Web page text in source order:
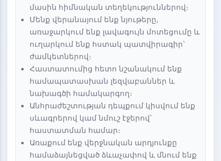
մասին հիմնական տեղեկություններով։
Մենք վերանայում ենք նյութերը,
առաջարկում ենք լավագույն մոտեցումը և
ուղարկում ենք հստակ պատվիրագիր՝
ժամկետներով։
Հաստատումից հետո նշանակում ենք
համապատասխան լեզվաբաններ և
նախագծի համակարգող։
Անհրաժեշտության դեպքում կիսվում ենք
սևագրերով կամ նմուշ էջերով՝
հաստատման համար։
Առաքում ենք վերջնական արդյունքը
համաձայնեցված ձևաչափով և մնում ենք